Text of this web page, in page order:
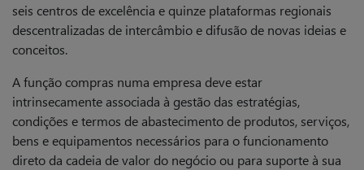
seis centros de excelência e quinze plataformas regionais
descentralizadas de intercâmbio e difusão de novas ideias e
conceitos.
A função compras numa empresa deve estar
intrinsecamente associada à gestão das estratégias,
condições e termos de abastecimento de produtos, serviços,
bens e equipamentos necessários para o funcionamento
direto da cadeia de valor do negócio ou para suporte à sua